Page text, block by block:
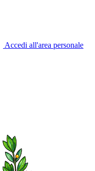
Accedi all'area personale